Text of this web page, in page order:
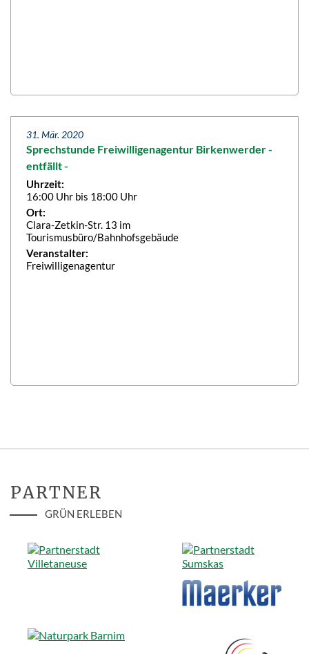
31. Mär. 2020
Sprechstunde Freiwilligenagentur Birkenwerder -
entfällt -
Uhrzeit:
16:00 Uhr bis 18:00 Uhr
Ort:
Clara-Zetkin-Str. 13 im
Tourismusbüro/Bahnhofsgebäude
Veranstalter:
Freiwilligenagentur
PARTNER
GRÜN ERLEBEN